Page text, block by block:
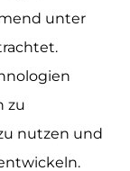
unter
zu
nutzen und